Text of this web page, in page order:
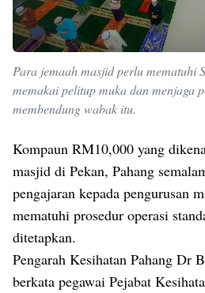
Para jemaah masjid perlu mematuhi
memakai pelitup muka dan menjaga
membendung wabak itu.
Kompaun RM10,000 yang
masjid di Pekan, Pahang
pengajaran kepada pengurusan
mematuhi prosedur operasi
ditetapkan.
Pengarah Kesihatan Pahang Dr
berkata pegawai Pejabat